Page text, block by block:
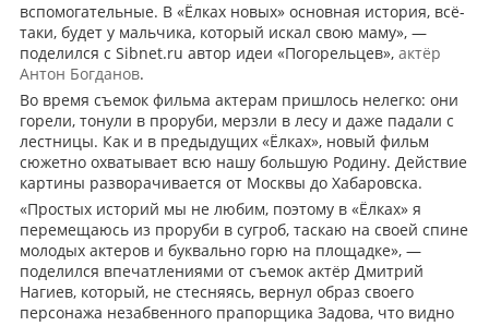
вспомогательные. В «Ёлках новых» основная история, всё-
таки, будет у мальчика, который искал свою маму», —
поделился с Sibnet.ru автор идеи «Погорельцев», актёр
Антон Богданов.
Во время съемок фильма актерам пришлось нелегко: они
горели, тонули в проруби, мерзли в лесу и даже падали с
лестницы. Как и в предыдущих «Ёлках», новый фильм
сюжетно охватывает всю нашу большую Родину. Действие
картины разворачивается от Москвы до Хабаровска.
«Простых историй мы не любим, поэтому в «Ёлках» я
перемещаюсь из проруби в сугроб, таскаю на своей спине
молодых актеров и буквально горю на площадке», —
поделился впечатлениями от съемок актёр Дмитрий
Нагиев, который, не стесняясь, вернул образ своего
персонажа незабвенного прапорщика Задова, что видно